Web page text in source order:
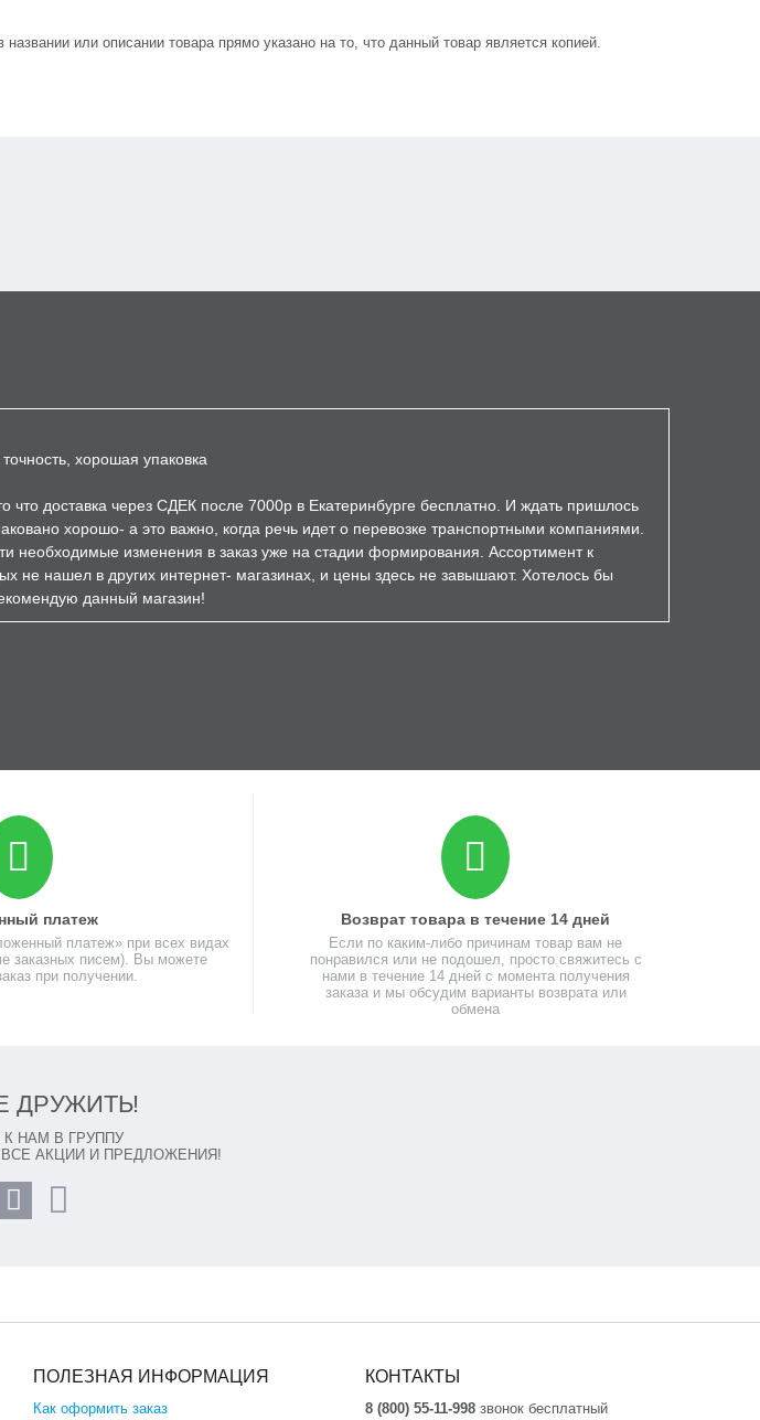
или описании товара прямо указано на то, что данный товар является копией.
хорошая упаковка
доставка через СДЕК после 7000р в Екатеринбурге бесплатно. И ждать пришлось
хорошо- а это важно, когда речь идет о перевозке транспортными компаниями.
необходимые изменения в заказ уже на стадии формирования. Ассортимент к
не нашел в других интернет- магазинах, и цены здесь не завышают. Хотелось бы
данный магазин!
платеж
платеж» при всех видах
заказных писем). Вы можете
при получении.
Возврат товара в течение 14 дней
Если по каким-либо причинам товар вам не
понравился или не подошел, просто свяжитесь с
нами в течение 14 дней с момента получения
заказа и мы обсудим варианты возврата или
обмена
ДРУЖИТЬ!
К НАМ В ГРУППУ
АКЦИИ И ПРЕДЛОЖЕНИЯ!
ПОЛЕЗНАЯ ИНФОРМАЦИЯ
Как оформить заказ
КОНТАКТЫ
8 (800) 55-11-998звонок бесплатный